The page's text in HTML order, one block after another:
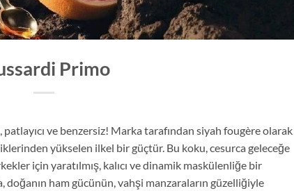
Primo
ve benzersiz! Marka tarafından siyah fougère olarak
yükselen ilkel bir güçtür. Bu koku, cesurca geleceğe
için yaratılmış, kalıcı ve dinamik maskülenliğe bir
ham gücünün, vahşi manzaraların güzelliğiyle